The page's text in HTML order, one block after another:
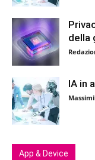
della
IA in
App & Device